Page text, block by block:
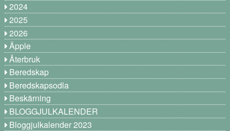
2024
2025
2026
Äpple
Återbruk
Beredskap
Beredskapsodla
Beskärning
BLOGGJULKALENDER
Bloggjulkalender 2023